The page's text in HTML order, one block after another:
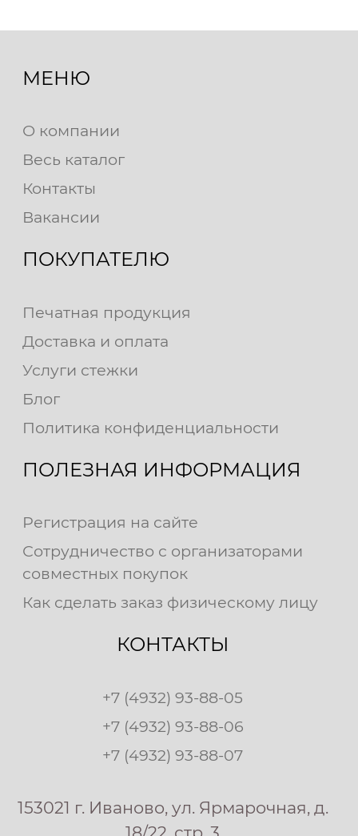
МЕНЮ
О компании
Весь каталог
Контакты
Вакансии
ПОКУПАТЕЛЮ
Печатная продукция
Доставка и оплата
Услуги стежки
Блог
Политика конфиденциальности
ПОЛЕЗНАЯ ИНФОРМАЦИЯ
Регистрация на сайте
Сотрудничество с организаторами
совместных покупок
Как сделать заказ физическому лицу
КОНТАКТЫ
+7 (4932) 93-88-05
+7 (4932) 93-88-06
+7 (4932) 93-88-07
153021 г. Иваново, ул. Ярмарочная, д.